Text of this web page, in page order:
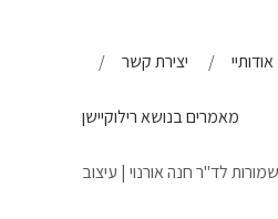
אודותיי יצירת קשר
מאמרים בנושא רילוקיישן
שמורות לד"ר חנה אורנוי | עיצוב